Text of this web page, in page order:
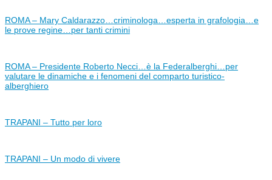
ROMA – Mary Caldarazzo…criminologa…esperta in grafologia…e
le prove regine…per tanti crimini
ROMA – Presidente Roberto Necci…è la Federalberghi…per
valutare le dinamiche e i fenomeni del comparto turistico-
alberghiero
TRAPANI – Tutto per loro
TRAPANI – Un modo di vivere